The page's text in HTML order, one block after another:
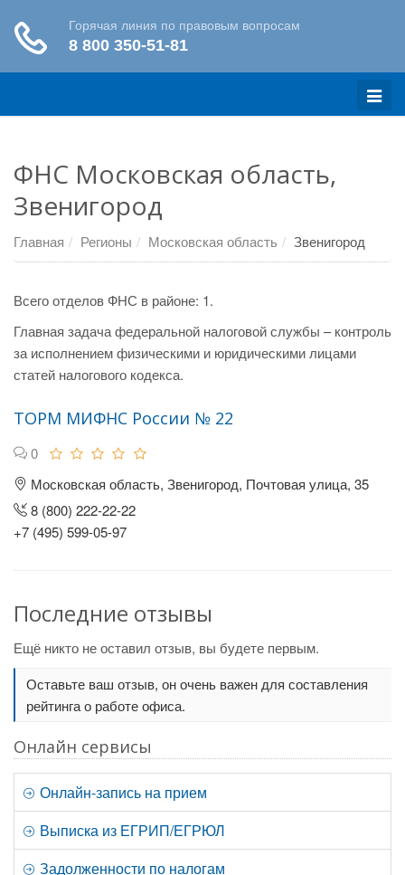
Меню
ФНС Московская область,
Звенигород
Главная Регионы Московская область Звенигород
Всего отделов ФНС в районе: 1.
Главная задача федеральной налоговой службы – контроль
за исполнением физическими и юридическими лицами
статей налогового кодекса.
ТОРМ МИФНС России № 22
0
Московская область, Звенигород, Почтовая улица, 35
8 (800) 222-22-22
+7 (495) 599-05-97
Последние отзывы
Ещё никто не оставил отзыв, вы будете первым.
Оставьте ваш отзыв, он очень важен для составления
рейтинга о работе офиса.
Онлайн сервисы
Онлайн-запись на прием
Выписка из ЕГРИП/ЕГРЮЛ
Задолженности по налогам